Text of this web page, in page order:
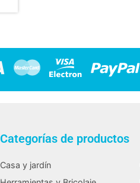
Categorías de productos
Casa y jardín